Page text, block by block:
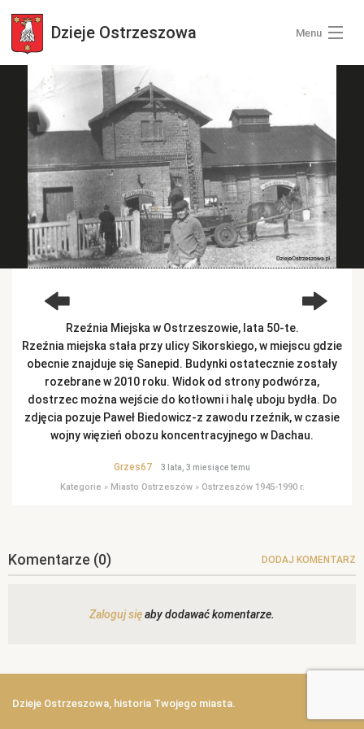
Dzieje Ostrzeszowa Menu
Wszystkie zdjęcia
Kategorie zdjęć
Zaloguj się
+ Dodaj zdjęcia
Rzeźnia Miejska w Ostrzeszowie, lata 50-te.
Rzeźnia miejska stała przy ulicy Sikorskiego, w miejscu gdzie
obecnie znajduje się Sanepid. Budynki ostatecznie zostały
rozebrane w 2010 roku. Widok od strony podwórza,
dostrzec można wejście do kotłowni i halę uboju bydła. Do
zdjęcia pozuje Paweł Biedowicz-z zawodu rzeźnik, w czasie
wojny więzień obozu koncentracyjnego w Dachau.
Grzes67 3 lata, 3 miesiące temu
Kategorie » Miasto Ostrzeszów» Ostrzeszów 1945-1990 r.
Komentarze (0) DODAJ KOMENTARZ
Zaloguj sięaby dodawać komentarze.
Dzieje Ostrzeszowa, historia Twojego miasta.